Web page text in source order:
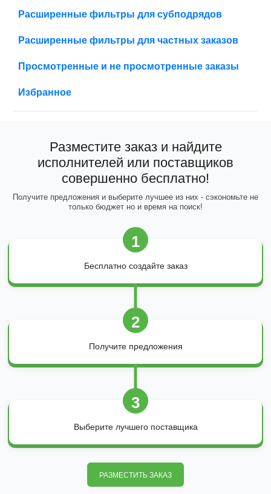
Расширенные фильтры для субподрядов
Расширенные фильтры для частных заказов
Просмотренные и не просмотренные заказы
Избранное
Разместите заказ и найдите
исполнителей или поставщиков
совершенно бесплатно!
Получите предложения и выберите лучшее из них - сэкономьте не
только бюджет но и время на поиск!
1
Бесплатно создайте заказ
2
Получите предложения
3
Выберите лучшего поставщика
РАЗМЕСТИТЬ ЗАКАЗ